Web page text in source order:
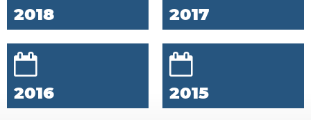
2018 2017
2016 2015